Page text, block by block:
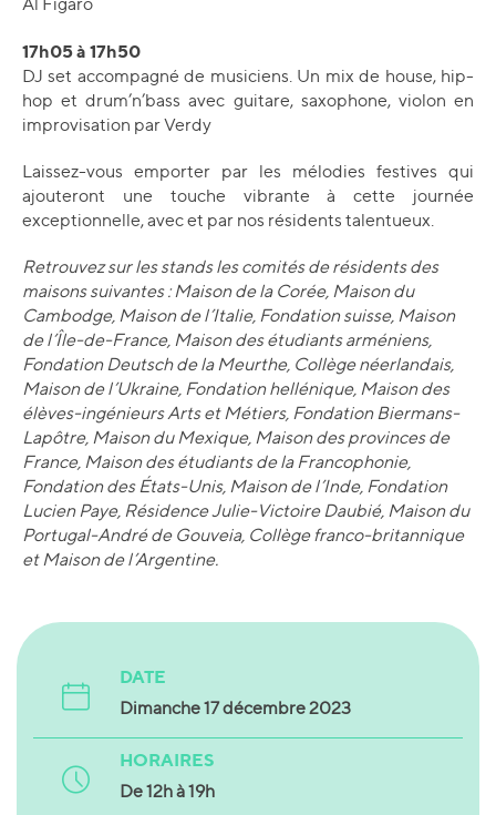
17h05 à 17h50
DJ set accompagné de musiciens. Un mix de house, hip-
hop et drum’n’bass avec guitare, saxophone, violon en
improvisation par Verdy
Laissez-vous emporter par les mélodies festives qui
ajouteront une touche vibrante à cette journée
exceptionnelle, avec et par nos résidents talentueux.
Retrouvez sur les stands les comités de résidents des
maisons suivantes : Maison de la Corée, Maison du
Cambodge, Maison de l’Italie, Fondation suisse, Maison
de l’Île-de-France, Maison des étudiants arméniens,
Fondation Deutsch de la Meurthe, Collège néerlandais,
Maison de l’Ukraine, Fondation hellénique, Maison des
élèves-ingénieurs Arts et Métiers, Fondation Biermans-
Lapôtre, Maison du Mexique, Maison des provinces de
France, Maison des étudiants de la Francophonie,
Fondation des États-Unis, Maison de l’Inde, Fondation
Lucien Paye, Résidence Julie-Victoire Daubié, Maison du
Portugal-André de Gouveia, Collège franco-britannique
et Maison de l’Argentine.
DATE
Dimanche 17 décembre 2023
HORAIRES
De 12h à 19h